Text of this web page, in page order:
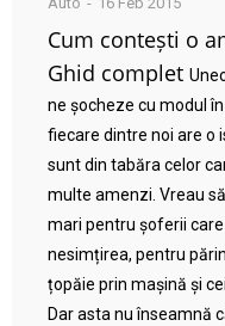
Cum contești o
Ghid complet
ne șocheze cu modul
fiecare dintre noi are o
sunt din tabăra celor
multe amenzi. Vreau
mari pentru șoferii
nesimțirea, pentru
țopăie prin mașină și
Dar asta nu înseamnă